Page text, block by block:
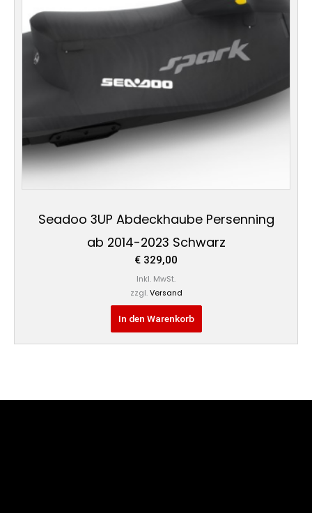
Seadoo 3UP Abdeckhaube Persenning
ab 2014-2023 Schwarz
€ 329,00
Inkl. MwSt.
zzgl. Versand
In den Warenkorb